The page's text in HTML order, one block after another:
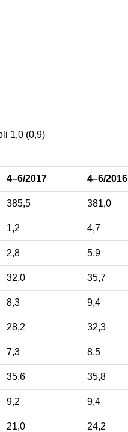
1,0 (0,9)
4–6/2017 4–6/2016
385,5 381,0
1,2 4,7
2,8 5,9
32,0 35,7
8,3 9,4
28,2 32,3
7,3 8,5
35,6 35,8
9,2 9,4
21,0 24,2